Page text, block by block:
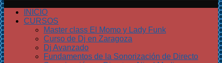
INICIO
CURSOS
Master class El Momo y Lady Funk
Curso de Dj en Zaragoza
Dj Avanzado
Fundamentos de la Sonorización de Directo